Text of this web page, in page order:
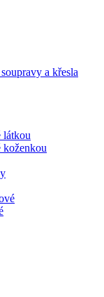
a křesla
látkou
koženkou